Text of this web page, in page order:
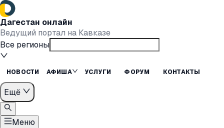
Дагестан онлайн
Ведущий портал на Кавказе
Все регионы
НОВОСТИ АФИША УСЛУГИ ФОРУМ КОНТАКТЫ
Ещё
Меню